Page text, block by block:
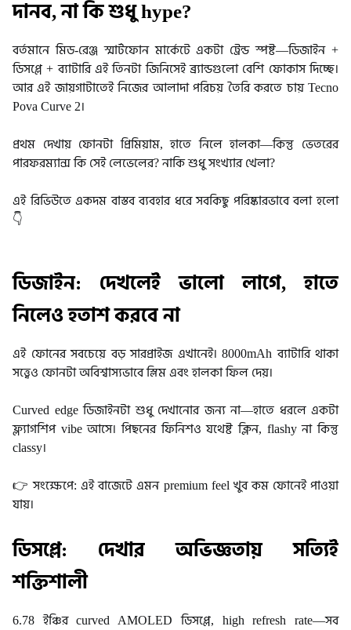
দানব, না কি শুধু hype?
বর্তমানে মিড-রেঞ্জ স্মার্টফোন মার্কেটে একটা ট্রেন্ড স্পষ্ট—ডিজাইন +
ডিসপ্লে + ব্যাটারি এই তিনটা জিনিসেই ব্র্যান্ডগুলো বেশি ফোকাস দিচ্ছে।
আর এই জায়গাটাতেই নিজের আলাদা পরিচয় তৈরি করতে চায় Tecno
Pova Curve 2।
প্রথম দেখায় ফোনটা প্রিমিয়াম, হাতে নিলে হালকা—কিন্তু ভেতরের
পারফরম্যান্স কি সেই লেভেলের? নাকি শুধু সংখ্যার খেলা?
এই রিভিউতে একদম বাস্তব ব্যবহার ধরে সবকিছু পরিষ্কারভাবে বলা হলো
👇
ডিজাইন: দেখলেই ভালো লাগে, হাতে
নিলেও হতাশ করবে না
এই ফোনের সবচেয়ে বড় সারপ্রাইজ এখানেই। 8000mAh ব্যাটারি থাকা
সত্ত্বেও ফোনটা অবিশ্বাস্যভাবে স্লিম এবং হালকা ফিল দেয়।
Curved edge ডিজাইনটা শুধু দেখানোর জন্য না—হাতে ধরলে একটা
ফ্ল্যাগশিপ vibe আসে।পিছনের ফিনিশও যথেষ্ট ক্লিন, flashy না কিন্তু
classy।
👉 সংক্ষেপে: এই বাজেটে এমন premium feel খুব কম ফোনেই পাওয়া
যায়।
ডিসপ্লে: দেখার অভিজ্ঞতায় সত্যিই
শক্তিশালী
6.78 ইঞ্চির curved AMOLED ডিসপ্লে, high refresh rate—সব